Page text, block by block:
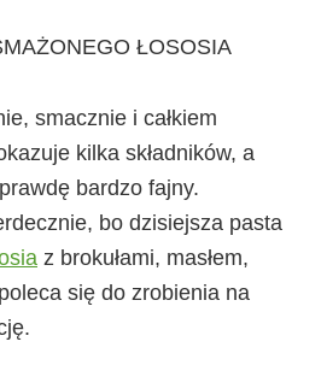
ŁOSOSIA
smacznie i całkiem
kilka składników, a
bardzo fajny.
bo dzisiejsza pasta
z brokułami, masłem,
się do zrobienia na